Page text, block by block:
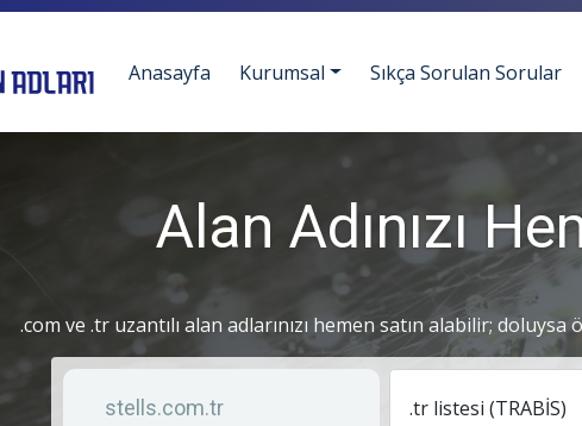
Anasayfa Kurumsal Sıkça Sorulan Sorular
Alan Adınızı
.com ve .tr uzantılı alan adlarınızı hemen satın alabilir;
Anahtar kelime
Liste türü